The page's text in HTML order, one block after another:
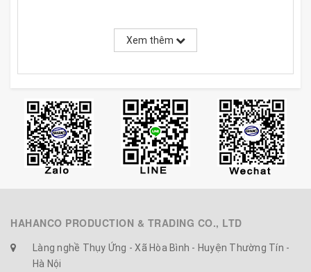
Xem thêm
HAHANCO PRODUCTION & TRADING CO., LTD
Làng nghề Thụy Ứng - Xã Hòa Bình - Huyện Thường Tín -
Hà Nội